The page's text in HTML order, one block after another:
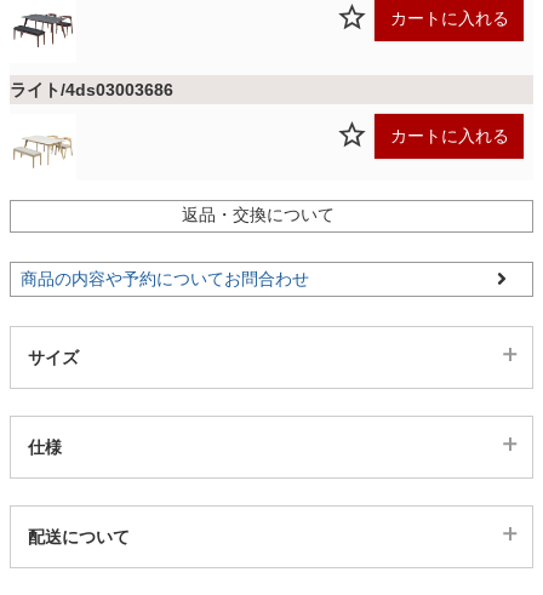
キッチン用品
ガーデン
タワー
カートに入れる
ライト/4ds03003686
カートに入れる
返品・交換について
商品の内容や予約についてお問合わせ
サイズ
仕様
4ds03003685
配送について